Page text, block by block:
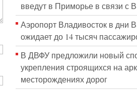
введут в Приморье в связи с
Аэропорт Владивосток в дни
ожидает до 14 тысяч
В ДВФУ предложили новый
укрепления строящихся на
месторождениях дорог